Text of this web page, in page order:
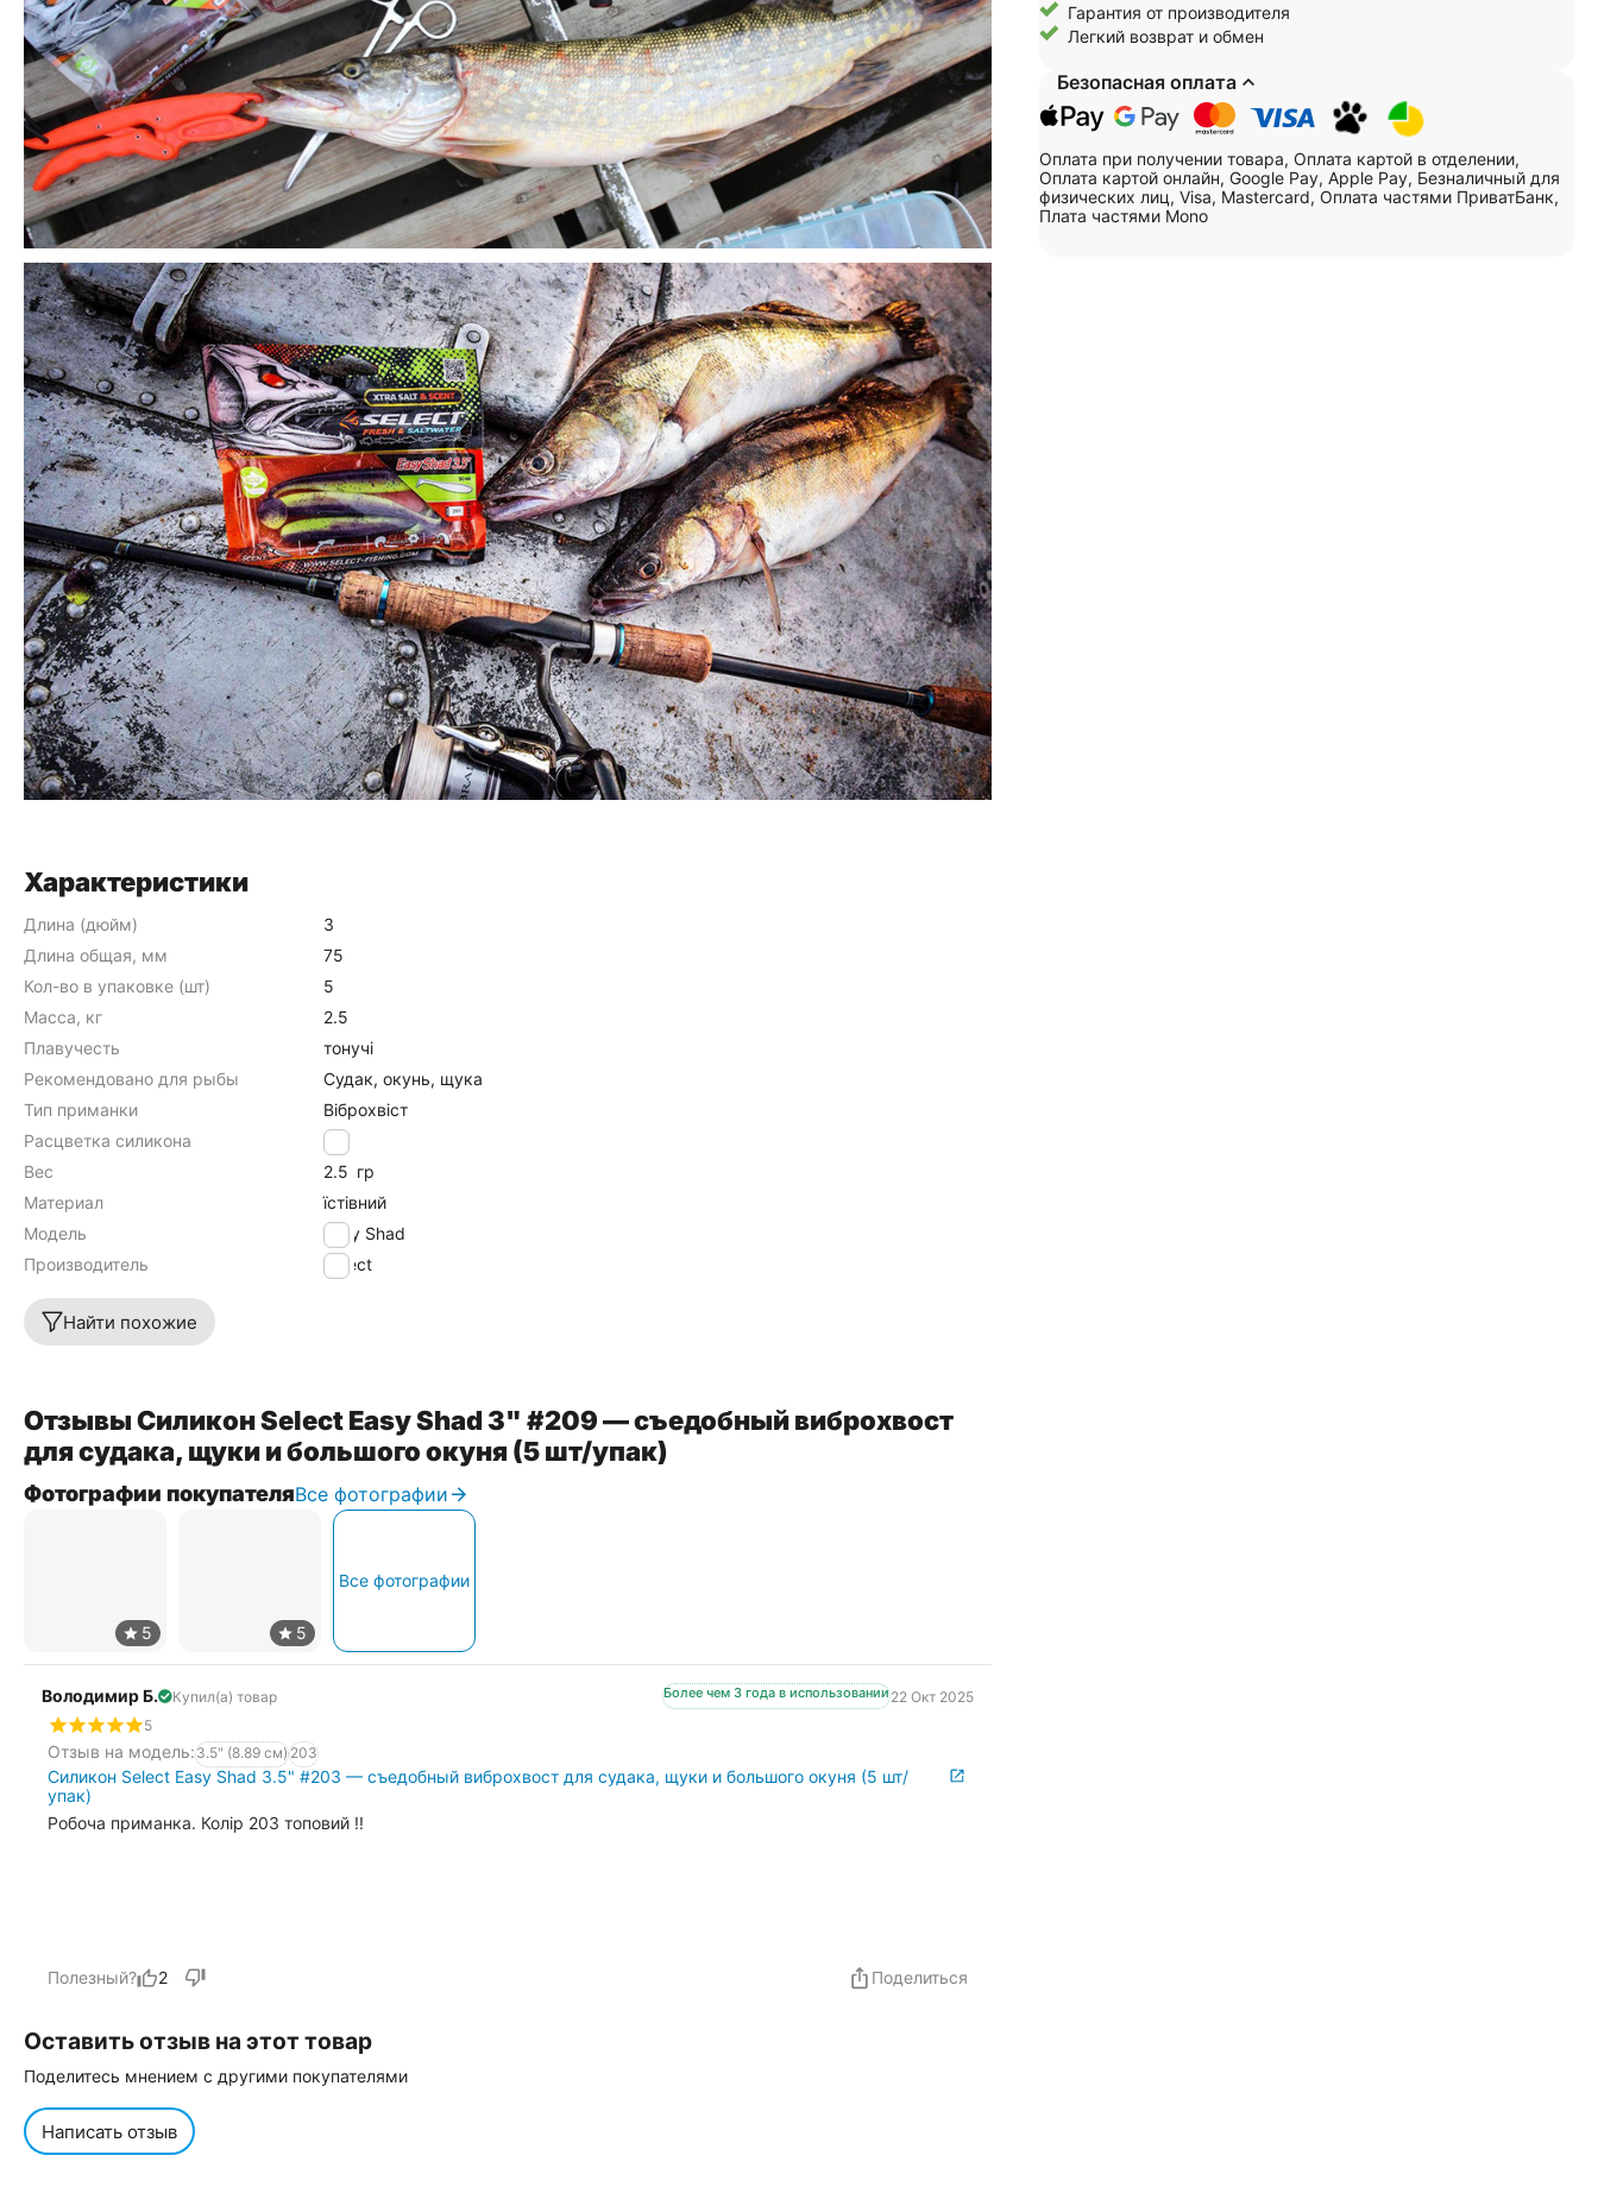
Гарантия от производителя
Легкий возврат и обмен
Безопасная оплата
Оплата при получении товара, Оплата картой в отделении,
Оплата картой онлайн, Google Pay, Apple Pay, Безналичный для
физических лиц, Visa, Mastercard, Оплата частями ПриватБанк,
Плата частями Mono
Характеристики
Длина (дюйм)
3
Длина общая, мм
75
Кол-во в упаковке (шт)
5
Масса, кг
2.5
Плавучесть
тонучі
Рекомендовано для рыбы
Судак, окунь, щука
Тип приманки
Віброхвіст
Расцветка силикона
209
Вес
2.5 гр
Материал
їстівний
Модель
Easy Shad
Производитель
Select
Найти похожие
Отзывы Силикон Select Easy Shad 3" #209 — съедобный виброхвост
для судака, щуки и большого окуня (5 шт/упак)
Фотографии покупателяВсе фотографии
Все фотографии
Володимир Б. Купил(а) товар Более чем 3 года в использовании22 Окт 2025
5
Отзыв на модель:3.5" (8.89 см) 203
Силикон Select Easy Shad 3.5" #203 — съедобный виброхвост для судака, щуки и большого окуня (5 шт/
упак)
Робоча приманка. Колір 203 топовий !!
Полезный? 2 Поделиться
Оставить отзыв на этот товар
Поделитесь мнением с другими покупателями
Написать отзыв